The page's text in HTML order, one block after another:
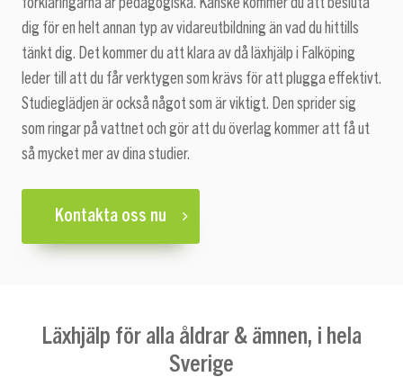
dig för en helt annan typ av vidareutbildning än vad du hittills
tänkt dig. Det kommer du att klara av då läxhjälp i Falköping
leder till att du får verktygen som krävs för att plugga effektivt.
Studieglädjen är också något som är viktigt. Den sprider sig
som ringar på vattnet och gör att du överlag kommer att få ut
så mycket mer av dina studier.
Kontakta oss nu
Läxhjälp för alla åldrar & ämnen, i hela
Sverige